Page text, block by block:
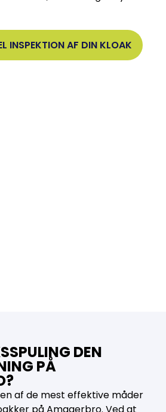
INSPEKTION AF DIN KLOAK
DEN
PÅ
af de mest effektive måder